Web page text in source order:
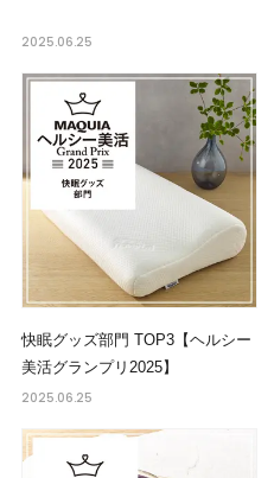
2025.06.25
快眠グッズ部門 TOP3【ヘルシー
美活グランプリ2025】
2025.06.25